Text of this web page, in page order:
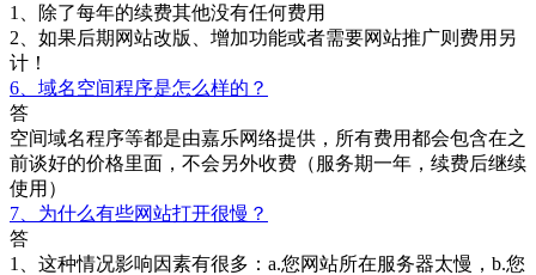
1、除了每年的续费其他没有任何费用
2、如果后期网站改版、增加功能或者需要网站推广则费用另
计！
6、域名空间程序是怎么样的？
答
空间域名程序等都是由嘉乐网络提供，所有费用都会包含在之
前谈好的价格里面，不会另外收费（服务期一年，续费后继续
使用）
7、为什么有些网站打开很慢？
答
1、这种情况影响因素有很多：a.您网站所在服务器太慢，b.您